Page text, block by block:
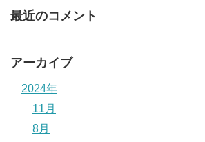
最近のコメント
アーカイブ
2024年
11月
8月